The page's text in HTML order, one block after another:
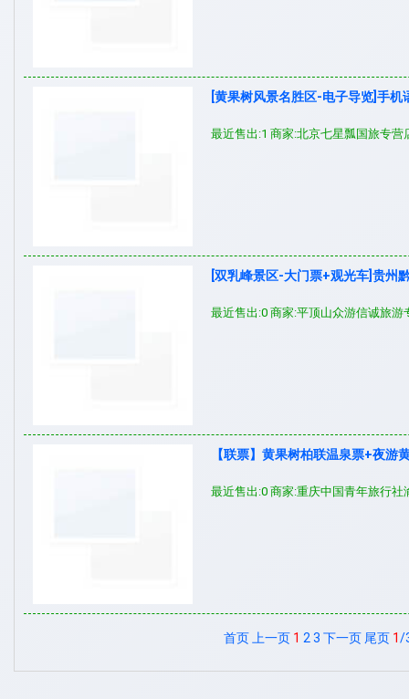
[黄果树风景名胜区-电子导览]手
最近售出:1 商家:北京七星瓢国旅专营
[双乳峰景区-大门票+观光车]贵州
最近售出:0 商家:平顶山众游信诚旅游
【联票】黄果树柏联温泉票+夜游
最近售出:0 商家:重庆中国青年旅行社
首页 上一页 1 2 3 下一页 尾页 1/